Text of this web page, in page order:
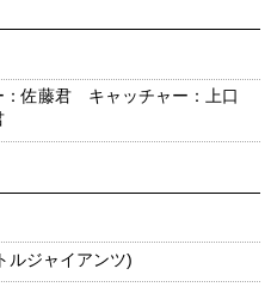
：佐藤君 キャッチャー：上口
ルジャイアンツ)